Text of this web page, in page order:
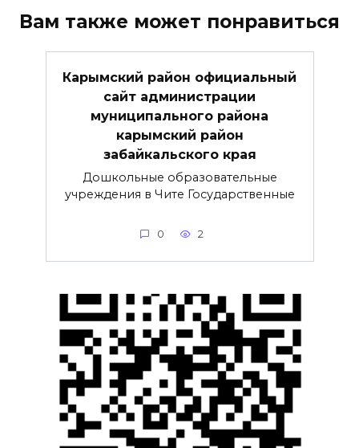
Вам также может понравиться
Карымский район официальный
сайт администрации
муниципального района
карымский район
забайкальского края
Дошкольные образовательные
учреждения в Чите Государственные
0 2